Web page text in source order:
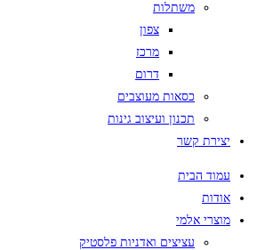
משתלות
צפון
מרכז
דרום
כסאות מעוצבים
תכנון ועיצוב גינות
יצירת קשר
עמוד הבית
אודות
מוצרי אלמי
עציצים ואדניות פלסטיק